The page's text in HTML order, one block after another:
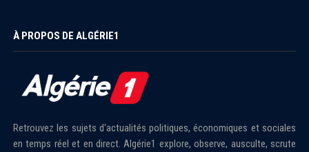
À PROPOS DE ALGÉRIE1
Retrouvez les sujets d'actualités politiques, économiques et sociales
en temps réel et en direct. Algérie1 explore, observe, ausculte, scrute